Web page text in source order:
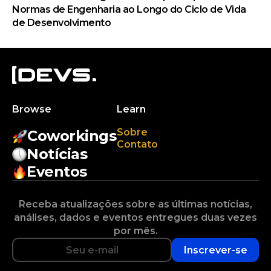
Normas de Engenharia ao Longo do Ciclo de Vida
de Desenvolvimento
Browse
Coworkings
Notícias
Eventos
Learn
Sobre
Contato
Receba atualizações sobre as últimas notícias,
análises, dados e eventos entregues duas vezes
por mês.
Inscrever-se